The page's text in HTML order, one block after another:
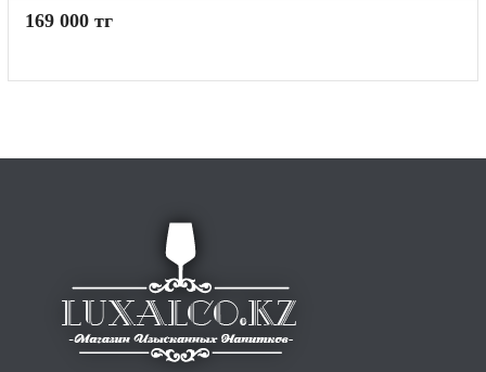
169 000 тг